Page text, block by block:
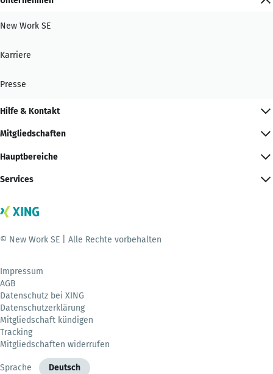
New Work SE
Karriere
Presse
Hilfe & Kontakt
Mitgliedschaften
Hauptbereiche
Services
© New Work SE | Alle Rechte vorbehalten
Impressum
AGB
Datenschutz bei XING
Datenschutzerklärung
Mitgliedschaft kündigen
Tracking
Mitgliedschaften widerrufen
Sprache Deutsch